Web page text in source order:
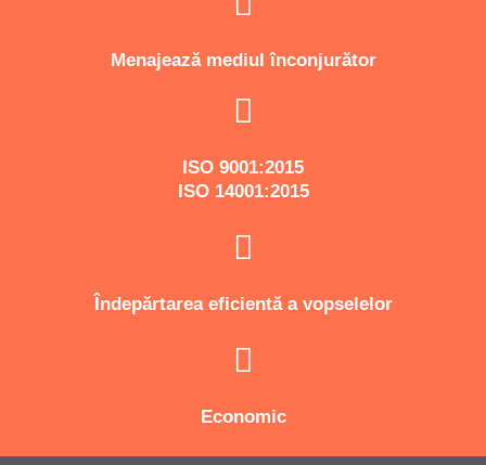
Menajează mediul înconjurător
ISO 9001:2015
ISO 14001:2015
Îndepărtarea eficientă a vopselelor
Economic